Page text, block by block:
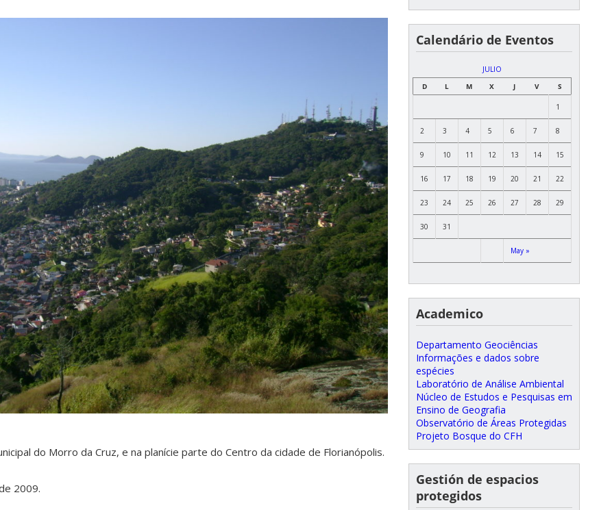
do Morro da Cruz, e na planície parte do Centro da cidade de Florianópolis.
2009.
Calendário de Eventos
JULIO
D
L M X J V S
May »
1
2 3 4 5 6 7 8
9 10 11 12 13 14 15
16 17 18 19 20 21 22
23 24 25 26 27 28 29
30 31
Academico
Departamento Geociências
Informações e dados sobre
espécies
Laboratório de Análise Ambiental
Núcleo de Estudos e Pesquisas em
Ensino de Geografia
Observatório de Áreas Protegidas
Projeto Bosque do CFH
Gestión de espacios
protegidos